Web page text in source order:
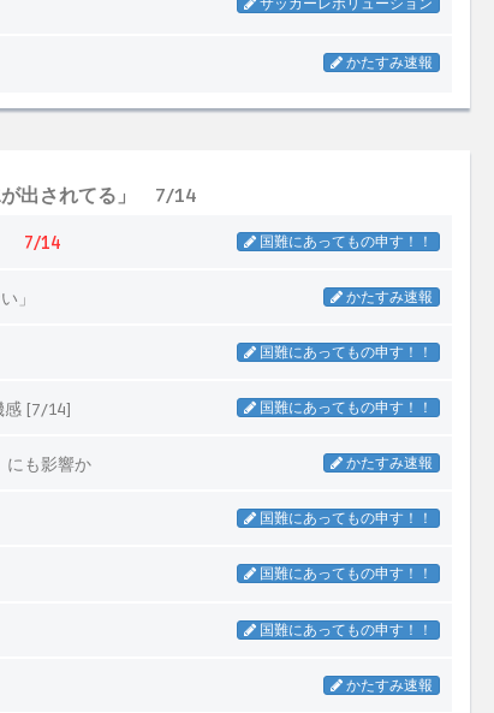
が出されてる」 7/14
」 7/14 国難にあってもの申す！！
」 かたすみ速報
国難にあってもの申す！！
感 [7/14] 国難にあってもの申す！！
にも影響か かたすみ速報
国難にあってもの申す！！
国難にあってもの申す！！
国難にあってもの申す！！
かたすみ速報